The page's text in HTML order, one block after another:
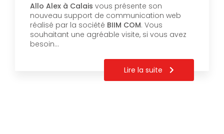
Allo Alex à Calais vous présente son
nouveau support de communication web
réalisé par la société BIIM COM. Vous
souhaitant une agréable visite, si vous avez
besoin…
Lire la suite